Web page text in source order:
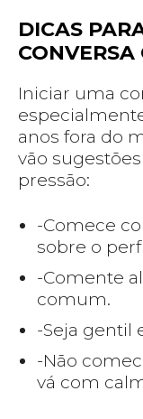
DICAS
Iniciar uma
anos fora do
vão
pressão:
-Comece
sobre o
-Comente
comum.
-Seja gentil
-Não
vá com